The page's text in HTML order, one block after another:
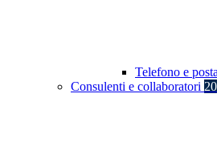
Telefono e
Consulenti e collaboratori 20